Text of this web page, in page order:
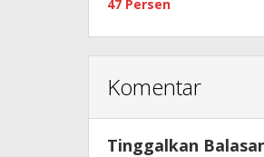
47 Persen
Komentar
Tinggalkan